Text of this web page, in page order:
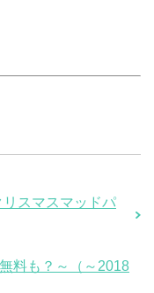
スマスマッドパ
料も？～（～2018